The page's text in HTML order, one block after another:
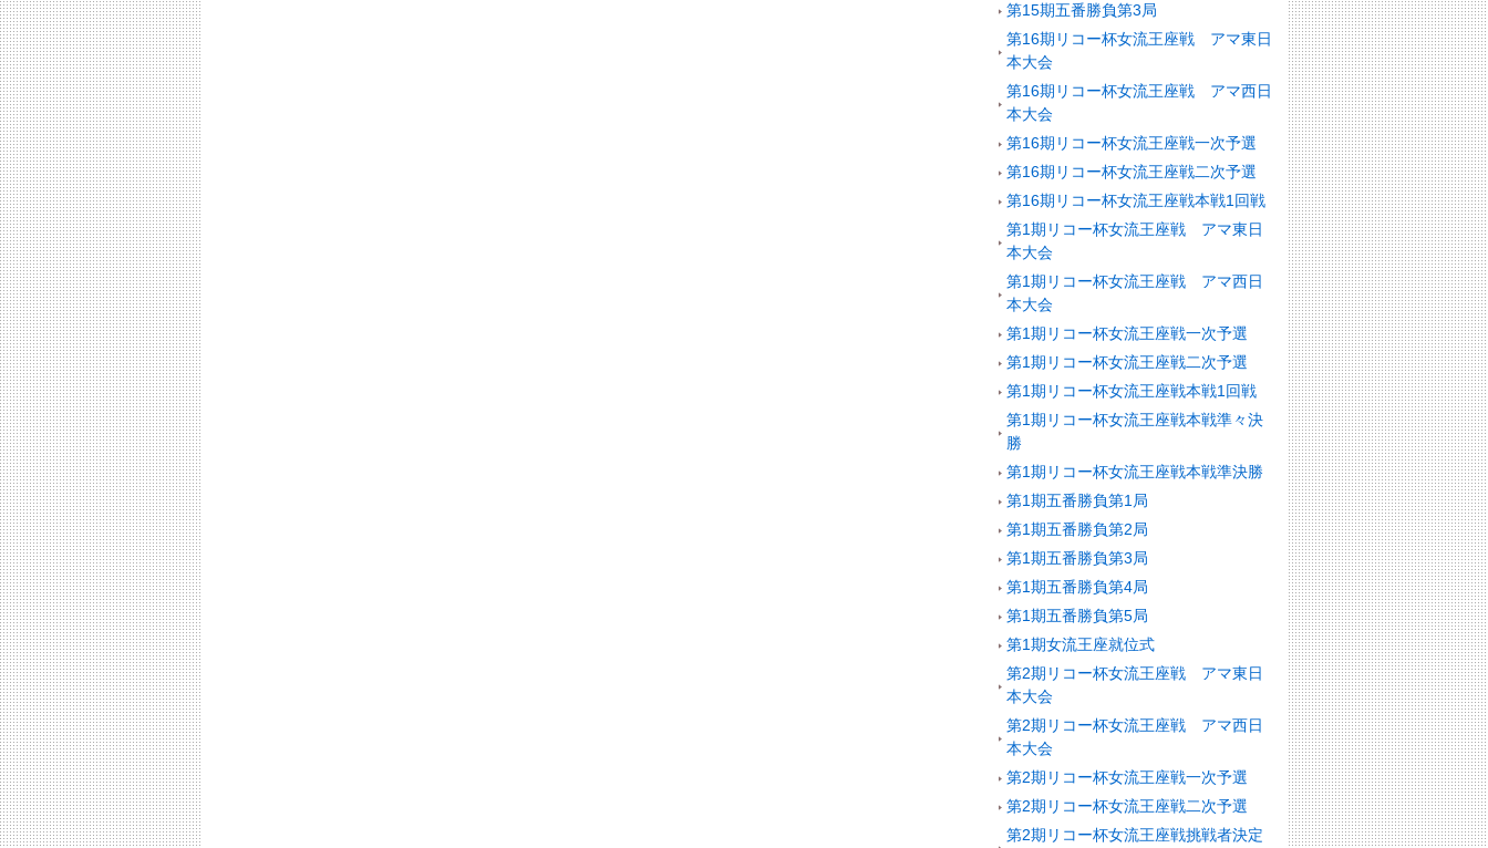
第15期五番勝負第3局
第16期リコー杯女流王座戦 アマ東日
本大会
第16期リコー杯女流王座戦 アマ西日
本大会
第16期リコー杯女流王座戦一次予選
第16期リコー杯女流王座戦二次予選
第16期リコー杯女流王座戦本戦1回戦
第1期リコー杯女流王座戦 アマ東日
本大会
第1期リコー杯女流王座戦 アマ西日
本大会
第1期リコー杯女流王座戦一次予選
第1期リコー杯女流王座戦二次予選
第1期リコー杯女流王座戦本戦1回戦
第1期リコー杯女流王座戦本戦準々決
勝
第1期リコー杯女流王座戦本戦準決勝
第1期五番勝負第1局
第1期五番勝負第2局
第1期五番勝負第3局
第1期五番勝負第4局
第1期五番勝負第5局
第1期女流王座就位式
第2期リコー杯女流王座戦 アマ東日
本大会
第2期リコー杯女流王座戦 アマ西日
本大会
第2期リコー杯女流王座戦一次予選
第2期リコー杯女流王座戦二次予選
第2期リコー杯女流王座戦挑戦者決定